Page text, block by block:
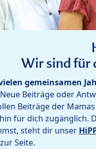
Wir sind für
gemeinsamen
Neue Beiträge oder
Beiträge der
für dich zugänglich.
steht dir unser
Seite.